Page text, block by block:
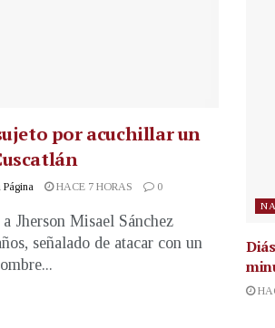
por acuchillar un
HACE 7 HORAS 0
Jherson Misael Sánchez
señalado de atacar con un